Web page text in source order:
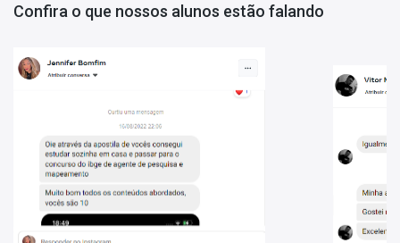
aprendizagem.
Características:
- Material;
- Possui exercícios de fixação gabaritados;
- Conteúdo completo, de acordo com o Edital 1;
- Apostila elaborada por professores especializados em
concursos.
Matérias da Apostila:
Língua Portuguesa
Confira o que nossos alunos estão falando